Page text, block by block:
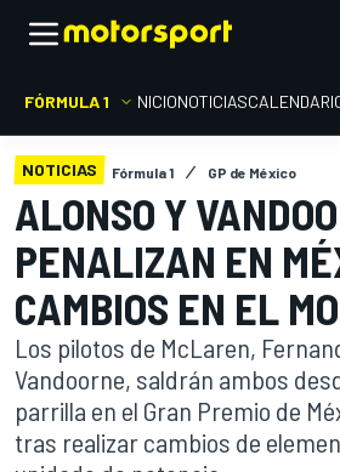
FÓRMULA 1 INICIONOTICIAS
NOTICIAS Fórmula 1 GP de México
ALONSO Y
PENALIZAN EN
CAMBIOS EN EL
Los pilotos de McLaren,
Vandoorne, saldrán ambos
parrilla en el Gran Premio de
tras realizar cambios de